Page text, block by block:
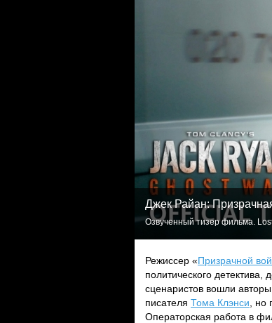
Джек Райан:
Озвученный тизер фильма.
Режиссер «Призрачной
политического
сценаристов вошли
писателя Тома Клэнси ,
Операторская работа в